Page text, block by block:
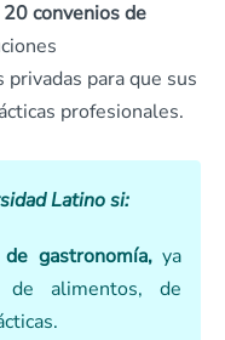
convenios de
para que sus
profesionales.
Latino si:
gastronomía,ya
alimentos, de